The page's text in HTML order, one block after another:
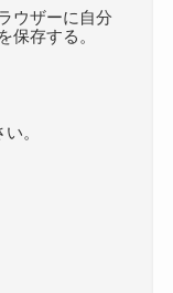
ウザーに自分
保存する。
。